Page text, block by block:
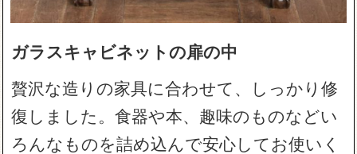
ガラスキャビネットの扉の中
贅沢な造りの家具に合わせて、しっかり修
復しました。食器や本、趣味のものなどい
ろんなものを詰め込んで安心してお使いく